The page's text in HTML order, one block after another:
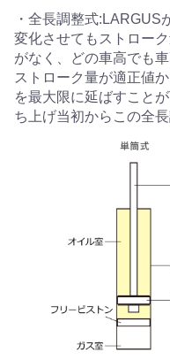
・全長調整式:LARGUS
変化させてもストロー
がなく、どの車高でも
ストローク量が適正値
を最大限に延ばすこと
ち上げ当初からこの全